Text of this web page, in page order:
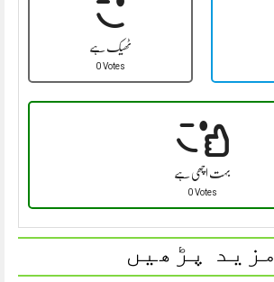
ٹھیک ہے
0 Votes
بہت اچھی ہے
0 Votes
مزید پڑھیں